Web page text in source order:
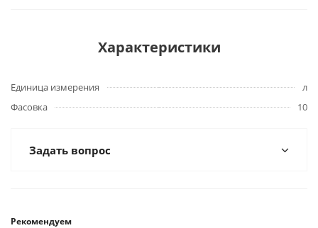
Характеристики
Единица измерения
л
Фасовка
10
Задать вопрос
Рекомендуем